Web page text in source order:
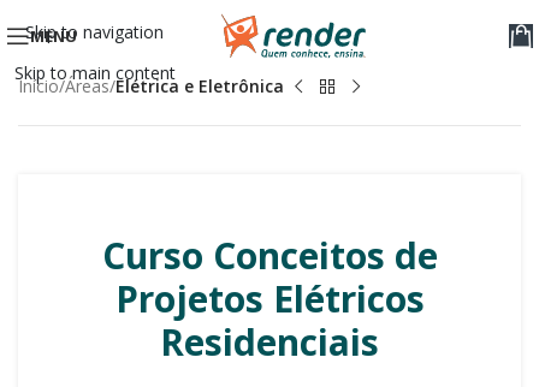
Skip to navigation
Skip to main content
MENU
Início Áreas Elétrica e Eletrônica
Curso Conceitos de
Projetos Elétricos
Residenciais